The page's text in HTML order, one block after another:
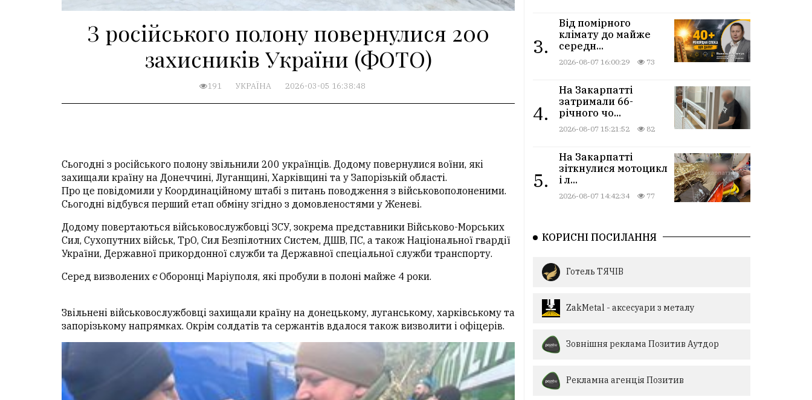
З російського полону повернулися 200
захисників України (ФОТО)
191 УКРАЇНА 2026-03-05 16:38:48
Сьогодні з російського полону звільнили 200 українців. Додому повернулися воїни, які
захищали країну на Донеччині, Луганщині, Харківщині та у Запорізькій області.
Про це повідомили у Координаційному штабі з питань поводження з військовополоненими.
Сьогодні відбувся перший етап обміну згідно з домовленостями у Женеві.
Додому повертаються військовослужбовці ЗСУ, зокрема представники Військово-Морських
Сил, Сухопутних військ, ТрО, Сил Безпілотних Систем, ДШВ, ПС, а також Національної гвардії
України, Державної прикордонної служби та Державної спеціальної служби транспорту.
Серед визволених є Оборонці Маріуполя, які пробули в полоні майже 4 роки.
Звільнені військовослужбовці захищали країну на донецькому, луганському, харківському та
запорізькому напрямках. Окрім солдатів та сержантів вдалося також визволити і офіцерів.
3.
Від помірного
клімату до майже
середн...
2026-08-07 16:00:29 73
4.
На Закарпатті
затримали 66-
річного чо...
2026-08-07 15:21:52 82
5.
На Закарпатті
зіткнулися мотоцикл
і л...
2026-08-07 14:42:34 77
КОРИСНІ ПОСИЛАННЯ
Готель ТЯЧІВ
ZakMetal - аксесуари з металу
Зовнішня реклама Позитив Аутдор
Рекламна агенція Позитив